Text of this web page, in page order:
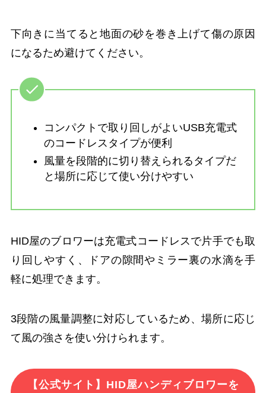
下向きに当てると地面の砂を巻き上げて傷の原因
になるため避けてください。
コンパクトで取り回しがよいUSB充電式
のコードレスタイプが便利
風量を段階的に切り替えられるタイプだ
と場所に応じて使い分けやすい
HID屋のブロワーは充電式コードレスで片手でも取
り回しやすく、ドアの隙間やミラー裏の水滴を手
軽に処理できます。
3段階の風量調整に対応しているため、場所に応じ
て風の強さを使い分けられます。
【公式サイト】HID屋ハンディブロワーを